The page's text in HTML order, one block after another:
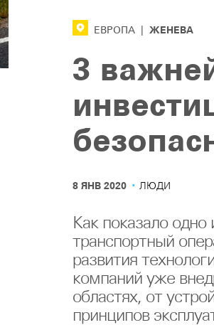
ЕВРОПА ЖЕНЕВА
3
8 ЯНВ 2020 · ЛЮДИ
Как показало
транспортный
развития
компаний уже
областях, от
принципов